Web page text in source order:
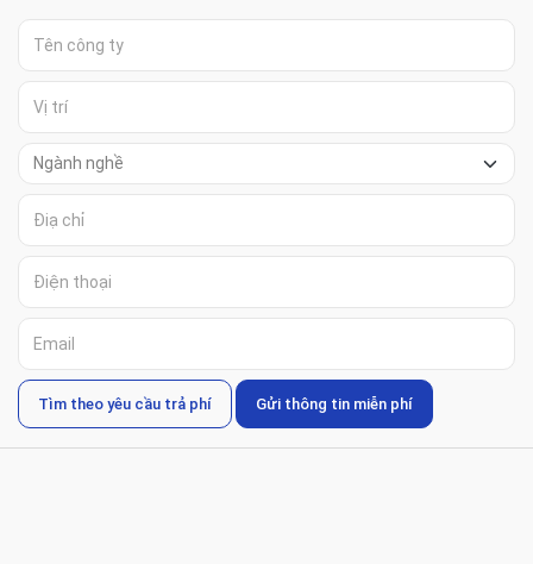
Tìm theo yêu cầu trả phí Gửi thông tin miễn phí